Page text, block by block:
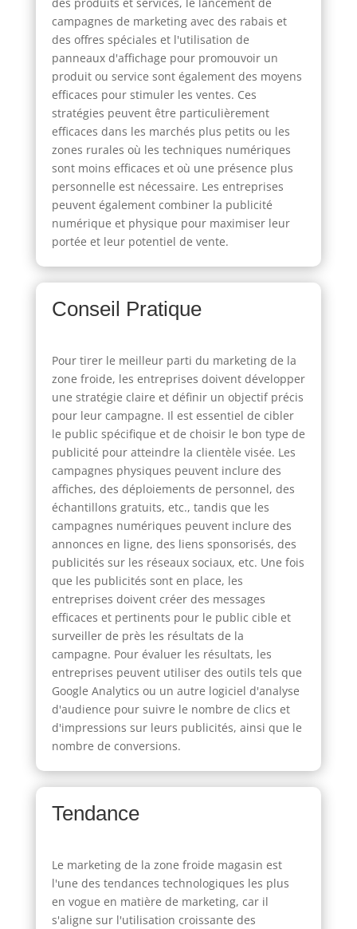
campagnes de marketing avec des rabais et
des offres spéciales et l'utilisation de
panneaux d'affichage pour promouvoir un
produit ou service sont également des moyens
efficaces pour stimuler les ventes. Ces
stratégies peuvent être particulièrement
efficaces dans les marchés plus petits ou les
zones rurales où les techniques numériques
sont moins efficaces et où une présence plus
personnelle est nécessaire. Les entreprises
peuvent également combiner la publicité
numérique et physique pour maximiser leur
portée et leur potentiel de vente.
Conseil Pratique
Pour tirer le meilleur parti du marketing de la
zone froide, les entreprises doivent développer
une stratégie claire et définir un objectif précis
pour leur campagne. Il est essentiel de cibler
le public spécifique et de choisir le bon type de
publicité pour atteindre la clientèle visée. Les
campagnes physiques peuvent inclure des
affiches, des déploiements de personnel, des
échantillons gratuits, etc., tandis que les
campagnes numériques peuvent inclure des
annonces en ligne, des liens sponsorisés, des
publicités sur les réseaux sociaux, etc. Une fois
que les publicités sont en place, les
entreprises doivent créer des messages
efficaces et pertinents pour le public cible et
surveiller de près les résultats de la
campagne. Pour évaluer les résultats, les
entreprises peuvent utiliser des outils tels que
Google Analytics ou un autre logiciel d'analyse
d'audience pour suivre le nombre de clics et
d'impressions sur leurs publicités, ainsi que le
nombre de conversions.
Tendance
Le marketing de la zone froide magasin est
l'une des tendances technologiques les plus
en vogue en matière de marketing, car il
s'aligne sur l'utilisation croissante des